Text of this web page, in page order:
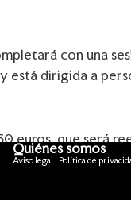
con una
está dirigida a
euros, que será
Al
Quiénes somos
Aviso legal | Política de